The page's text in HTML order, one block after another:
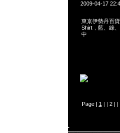
2009-04-17
東京伊勢丹百
Shirt，藍、綠
中
Page | 1 | | 2| |